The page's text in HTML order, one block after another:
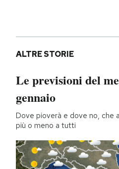
ALTRE STORIE
Le previsioni del
gennaio
Dove pioverà e dove no, che
più o meno a tutti